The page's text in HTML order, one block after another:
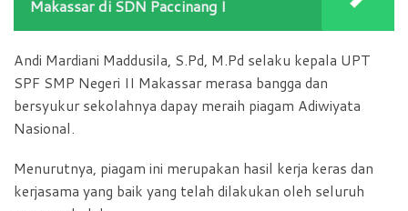
Makassar di SDN Paccinang I
Andi Mardiani Maddusila, S.Pd, M.Pd selaku kepala UPT
SPF SMP Negeri II Makassar merasa bangga dan
bersyukur sekolahnya dapay meraih piagam Adiwiyata
Nasional.
Menurutnya, piagam ini merupakan hasil kerja keras dan
kerjasama yang baik yang telah dilakukan oleh seluruh